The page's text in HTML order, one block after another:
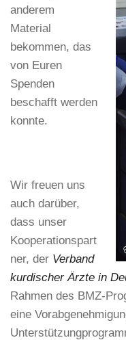
anderem
Material
bekommen, das
von Euren
Spenden
beschafft werden
konnte.
Wir freuen uns
auch darüber,
dass unser
Kooperationspart
ner, der Verband
kurdischer Ärzte in
Rahmen des BMZ-
eine